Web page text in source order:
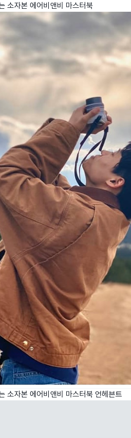
소자본 에어비앤비 마스터북
소자본 에어비앤비 마스터북 언헤븐트
즈 에디션
센터
wadiz NEXT BRAND
와디즈 파트너 서비스
IP 라이선스 사업 신청
와디즈 스쿨
도움말센터
서포터클럽 멤버십